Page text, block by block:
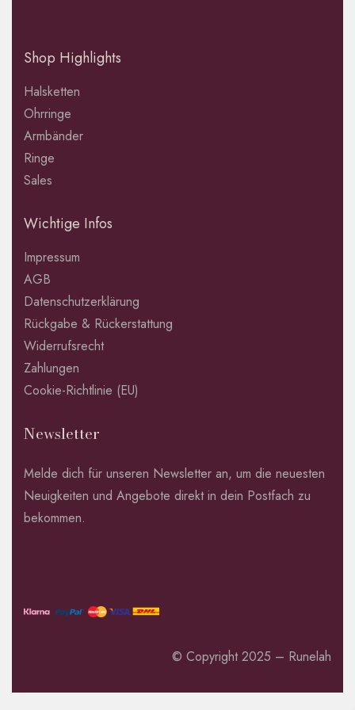
Shop Highlights
Halsketten
Ohrringe
Armbänder
Ringe
Sales
Wichtige Infos
Impressum
AGB
Datenschutzerklärung
Rückgabe & Rückerstattung
Widerrufsrecht
Zahlungen
Cookie-Richtlinie (EU)
Newsletter
Melde dich für unseren Newsletter an, um die neuesten
Neuigkeiten und Angebote direkt in dein Postfach zu
bekommen.
© Copyright 2025 – Runelah